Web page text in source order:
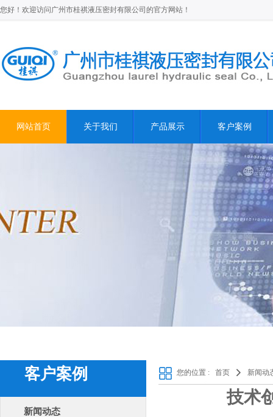
您好！欢迎访问广州市桂祺液压密封有限公司的官方网站！
网站首页 关于我们 产品展示 客户案例
客户案例
新闻动态
您的位置 : 首页 新闻动
技术